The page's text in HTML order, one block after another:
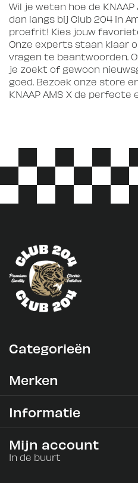
Wil je weten hoe de
dan langs bij Club 204 in
proefrit! Kies jouw
Onze experts staan klaar
vragen te beantwoorden.
je zoekt of gewoon
goed. Bezoek onze store
KNAAP AMS X de perfecte
Categorieën
Merken
Informatie
Mijn account
In de buurt